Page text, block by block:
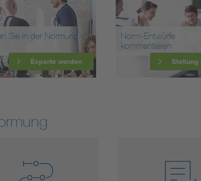
Sie in der Normung
Experte werden
Norm-Entwürfe
kommentieren
Stellung